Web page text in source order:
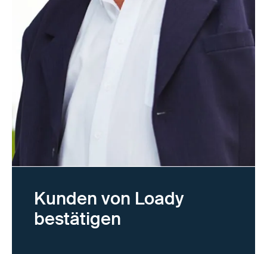
Kunden von Loady
bestätigen